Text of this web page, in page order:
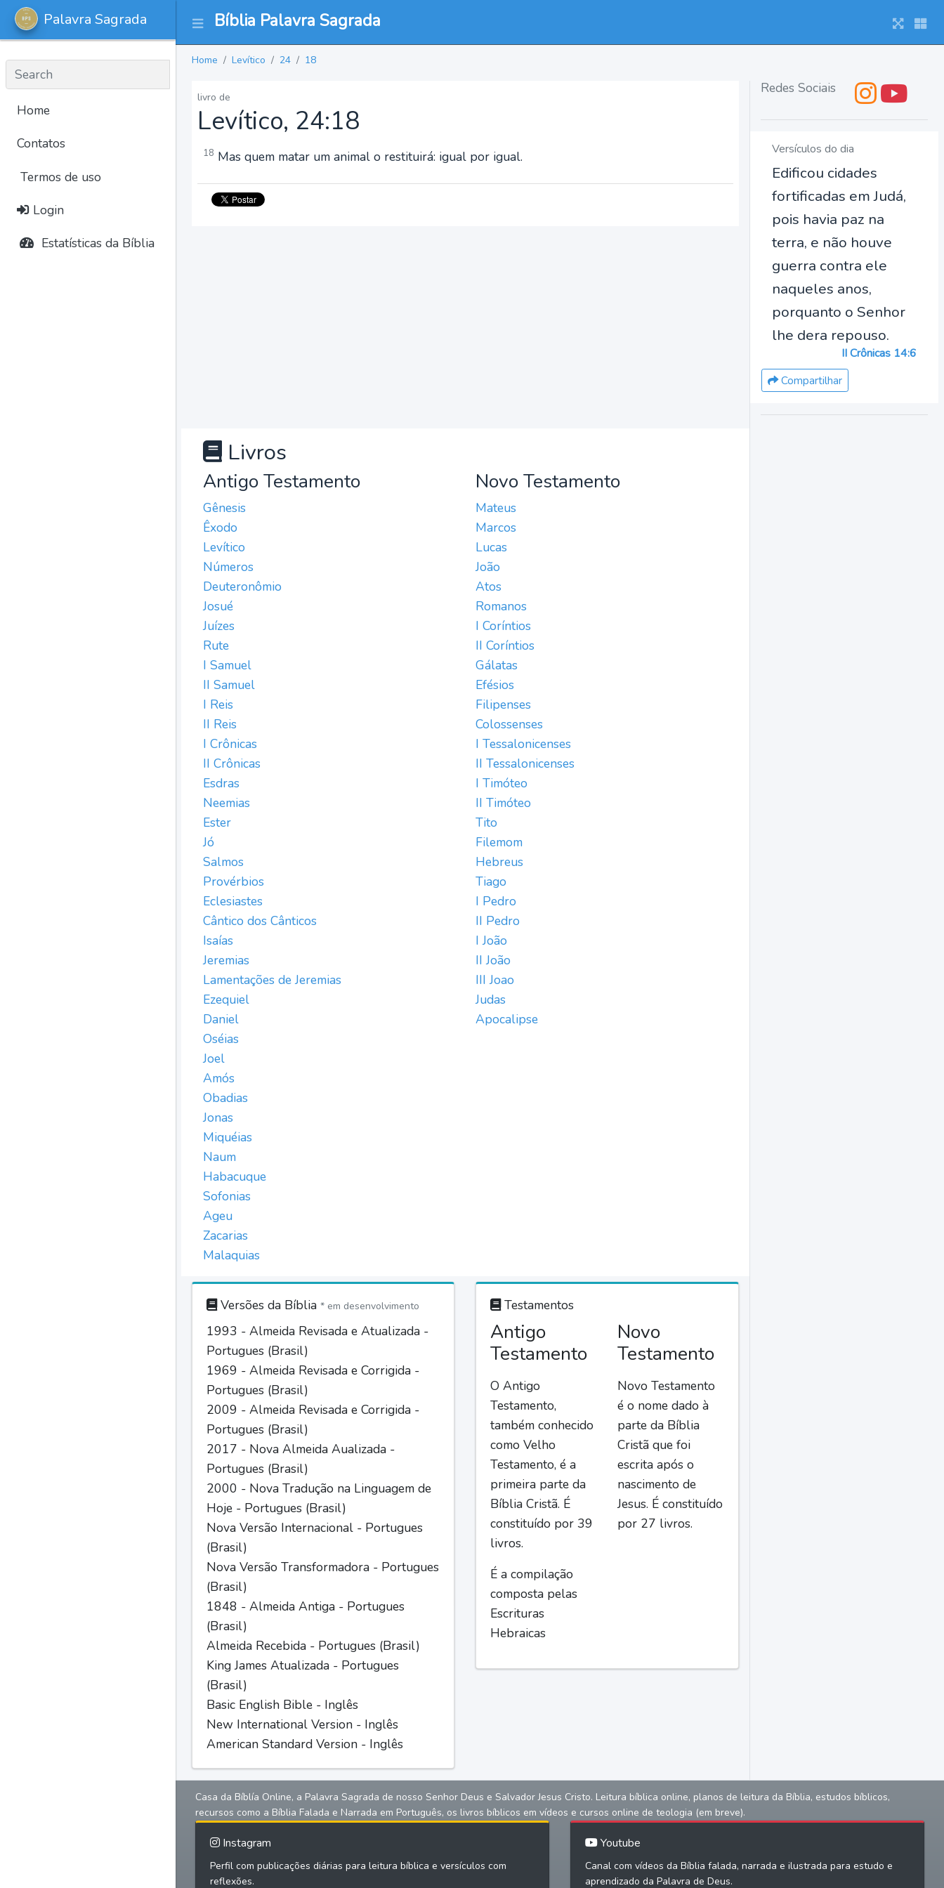
Bíblia Palavra Sagrada
Palavra Sagrada
Home
Contatos
Termos de uso
Login
Estatísticas da Bíblia
Home Levítico 24 18
livro de
Levítico, 24:18
18 Mas quem matar um animal o restituirá: igual por igual.
Livros
Antigo Testamento
Gênesis
Êxodo
Levítico
Números
Deuteronômio
Josué
Juízes
Rute
I Samuel
II Samuel
I Reis
II Reis
I Crônicas
II Crônicas
Esdras
Neemias
Ester
Jó
Salmos
Provérbios
Eclesiastes
Cântico dos Cânticos
Isaías
Jeremias
Lamentações de Jeremias
Ezequiel
Daniel
Oséias
Joel
Amós
Obadias
Jonas
Miquéias
Naum
Habacuque
Sofonias
Ageu
Zacarias
Malaquias
Novo Testamento
Mateus
Marcos
Lucas
João
Atos
Romanos
I Coríntios
II Coríntios
Gálatas
Efésios
Filipenses
Colossenses
I Tessalonicenses
II Tessalonicenses
I Timóteo
II Timóteo
Tito
Filemom
Hebreus
Tiago
I Pedro
II Pedro
I João
II João
III Joao
Judas
Apocalipse
Versões da Bíblia * em desenvolvimento
1993 - Almeida Revisada e Atualizada -
Portugues (Brasil)
1969 - Almeida Revisada e Corrigida -
Portugues (Brasil)
2009 - Almeida Revisada e Corrigida -
Portugues (Brasil)
2017 - Nova Almeida Aualizada -
Portugues (Brasil)
2000 - Nova Tradução na Linguagem de
Hoje - Portugues (Brasil)
Nova Versão Internacional - Portugues
(Brasil)
Nova Versão Transformadora - Portugues
(Brasil)
1848 - Almeida Antiga - Portugues
(Brasil)
Almeida Recebida - Portugues (Brasil)
King James Atualizada - Portugues
(Brasil)
Basic English Bible - Inglês
New International Version - Inglês
American Standard Version - Inglês
Testamentos
Antigo
Testamento
O Antigo
Testamento,
também conhecido
como Velho
Testamento, é a
primeira parte da
Bíblia Cristã. É
constituído por 39
livros.
É a compilação
composta pelas
Escrituras
Hebraicas
Novo
Testamento
Novo Testamento
é o nome dado à
parte da Bíblia
Cristã que foi
escrita após o
nascimento de
Jesus. É constituído
por 27 livros.
Redes Sociais
Versículos do dia
Edificou cidades
fortificadas em Judá,
pois havia paz na
terra, e não houve
guerra contra ele
naqueles anos,
porquanto o Senhor
lhe dera repouso.
II Crônicas 14:6
Compartilhar
Casa da Bíblía Online, a Palavra Sagrada de nosso Senhor Deus e Salvador Jesus Cristo. Leitura bíblica online, planos de leitura da Bíblia, estudos bíblicos,
recursos como a Bíblia Falada e Narrada em Português, os livros bíblicos em vídeos e cursos online de teologia (em breve).
Instagram
Perfil com publicações diárias para leitura bíblica e versículos com
reflexões.
Youtube
Canal com vídeos da Bíblia falada, narrada e ilustrada para estudo e
aprendizado da Palavra de Deus.